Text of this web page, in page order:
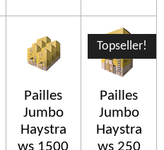
Pailles
Jumbo
Haystra
ws 1500
Topseller!
Pailles
Jumbo
Haystra
ws 250